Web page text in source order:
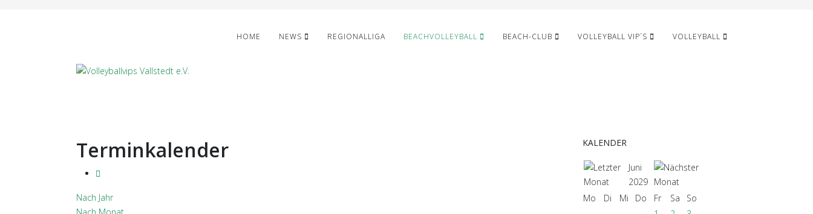
HOME NEWS REGIONALLIGA BEACHVOLLEYBALL BEACH-CLUB VOLLEYBALL VIP´S VOLLEYBALL
Terminkalender
Nach Jahr
KALENDER
Juni
2029
Mo
Di Mi Do Fr Sa
So